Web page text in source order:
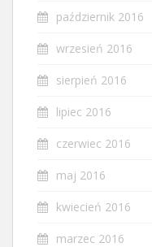
październik 2016
wrzesień 2016
sierpień 2016
lipiec 2016
czerwiec 2016
maj 2016
kwiecień 2016
marzec 2016